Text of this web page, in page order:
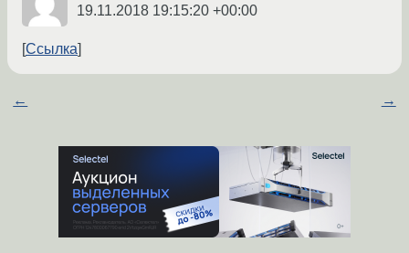
19.11.2018 19:15:20 +00:00
Ссылка
← →